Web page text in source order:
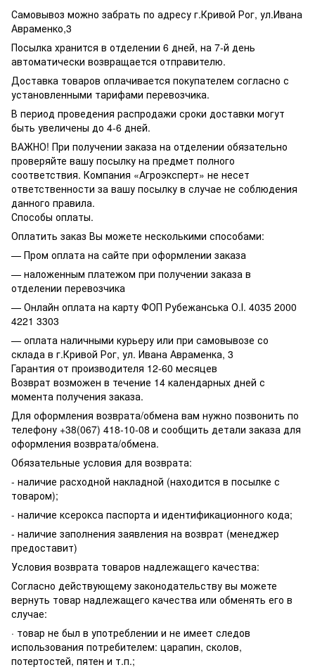
Самовывоз можно забрать по адресу г.Кривой Рог, ул.Ивана
Авраменко,3
Посылка хранится в отделении 6 дней, на 7-й день
автоматически возвращается отправителю.
Доставка товаров оплачивается покупателем согласно с
установленными тарифами перевозчика.
В период проведения распродажи сроки доставки могут
быть увеличены до 4-6 дней.
ВАЖНО! При получении заказа на отделении обязательно
проверяйте вашу посылку на предмет полного
соответствия. Компания «Агроэксперт» не несет
ответственности за вашу посылку в случае не соблюдения
данного правила.
Способы оплаты.
Оплатить заказ Вы можете несколькими способами:
— Пром оплата на сайте при оформлении заказа
— наложенным платежом при получении заказа в
отделении перевозчика
— Онлайн оплата на карту ФОП Рубежанська О.І. 4035 2000
4221 3303
— оплата наличными курьеру или при самовывозе со
склада в г.Кривой Рог, ул. Ивана Авраменка, 3
Гарантия от производителя 12-60 месяцев
Возврат возможен в течение 14 календарных дней с
момента получения заказа.
Для оформления возврата/обмена вам нужно позвонить по
телефону +38(067) 418-10-08 и сообщить детали заказа для
оформления возврата/обмена.
Обязательные условия для возврата:
- наличие расходной накладной (находится в посылке с
товаром);
- наличие ксерокса паспорта и идентификационного кода;
- наличие заполнения заявления на возврат (менеджер
предоставит)
Условия возврата товаров надлежащего качества:
Согласно действующему законодательству вы можете
вернуть товар надлежащего качества или обменять его в
случае:
· товар не был в употреблении и не имеет следов
использования потребителем: царапин, сколов,
потертостей, пятен и т.п.;